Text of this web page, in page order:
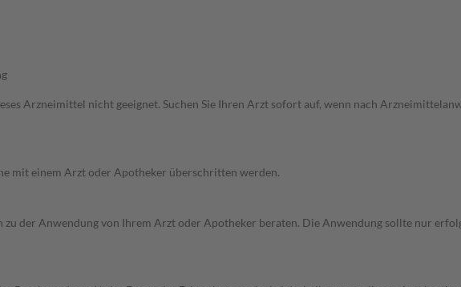
Arzneimittel nicht geeignet. Suchen Sie Ihren Arzt sofort auf, wenn nach
mit einem Arzt oder Apotheker überschritten werden.
zu der Anwendung von Ihrem Arzt oder Apotheker beraten. Die Anwendung sollte nur